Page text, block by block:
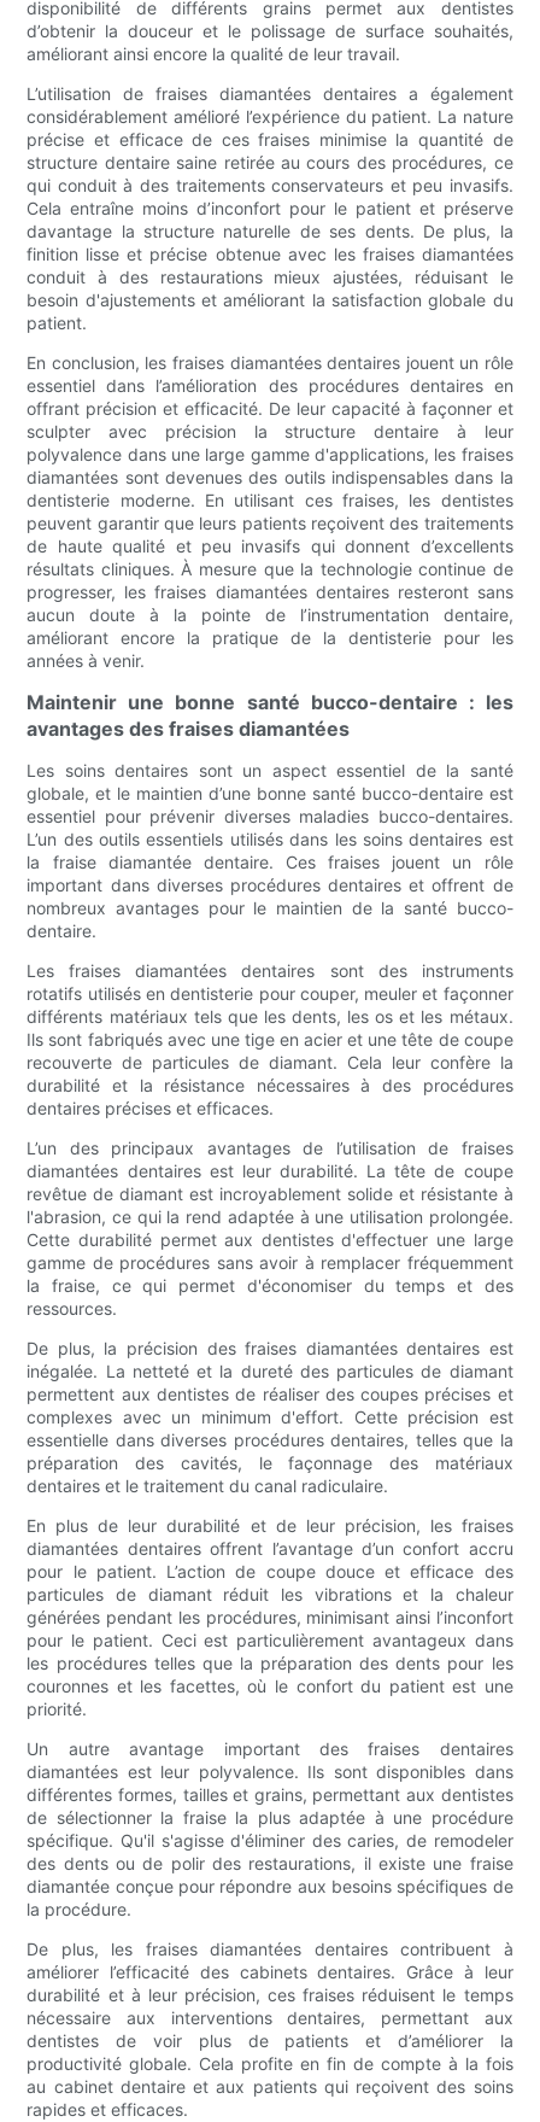
disponibilité de différents grains permet aux dentistes
d’obtenir la douceur et le polissage de surface souhaités,
améliorant ainsi encore la qualité de leur travail.
L’utilisation de fraises diamantées dentaires a également
considérablement amélioré l’expérience du patient. La nature
précise et efficace de ces fraises minimise la quantité de
structure dentaire saine retirée au cours des procédures, ce
qui conduit à des traitements conservateurs et peu invasifs.
Cela entraîne moins d’inconfort pour le patient et préserve
davantage la structure naturelle de ses dents. De plus, la
finition lisse et précise obtenue avec les fraises diamantées
conduit à des restaurations mieux ajustées, réduisant le
besoin d'ajustements et améliorant la satisfaction globale du
patient.
En conclusion, les fraises diamantées dentaires jouent un rôle
essentiel dans l’amélioration des procédures dentaires en
offrant précision et efficacité. De leur capacité à façonner et
sculpter avec précision la structure dentaire à leur
polyvalence dans une large gamme d'applications, les fraises
diamantées sont devenues des outils indispensables dans la
dentisterie moderne. En utilisant ces fraises, les dentistes
peuvent garantir que leurs patients reçoivent des traitements
de haute qualité et peu invasifs qui donnent d’excellents
résultats cliniques. À mesure que la technologie continue de
progresser, les fraises diamantées dentaires resteront sans
aucun doute à la pointe de l’instrumentation dentaire,
améliorant encore la pratique de la dentisterie pour les
années à venir.
Maintenir une bonne santé bucco-dentaire : les
avantages des fraises diamantées
Les soins dentaires sont un aspect essentiel de la santé
globale, et le maintien d’une bonne santé bucco-dentaire est
essentiel pour prévenir diverses maladies bucco-dentaires.
L’un des outils essentiels utilisés dans les soins dentaires est
la fraise diamantée dentaire. Ces fraises jouent un rôle
important dans diverses procédures dentaires et offrent de
nombreux avantages pour le maintien de la santé bucco-
dentaire.
Les fraises diamantées dentaires sont des instruments
rotatifs utilisés en dentisterie pour couper, meuler et façonner
différents matériaux tels que les dents, les os et les métaux.
Ils sont fabriqués avec une tige en acier et une tête de coupe
recouverte de particules de diamant. Cela leur confère la
durabilité et la résistance nécessaires à des procédures
dentaires précises et efficaces.
L’un des principaux avantages de l’utilisation de fraises
diamantées dentaires est leur durabilité. La tête de coupe
revêtue de diamant est incroyablement solide et résistante à
l'abrasion, ce qui la rend adaptée à une utilisation prolongée.
Cette durabilité permet aux dentistes d'effectuer une large
gamme de procédures sans avoir à remplacer fréquemment
la fraise, ce qui permet d'économiser du temps et des
ressources.
De plus, la précision des fraises diamantées dentaires est
inégalée. La netteté et la dureté des particules de diamant
permettent aux dentistes de réaliser des coupes précises et
complexes avec un minimum d'effort. Cette précision est
essentielle dans diverses procédures dentaires, telles que la
préparation des cavités, le façonnage des matériaux
dentaires et le traitement du canal radiculaire.
En plus de leur durabilité et de leur précision, les fraises
diamantées dentaires offrent l’avantage d’un confort accru
pour le patient. L’action de coupe douce et efficace des
particules de diamant réduit les vibrations et la chaleur
générées pendant les procédures, minimisant ainsi l’inconfort
pour le patient. Ceci est particulièrement avantageux dans
les procédures telles que la préparation des dents pour les
couronnes et les facettes, où le confort du patient est une
priorité.
Un autre avantage important des fraises dentaires
diamantées est leur polyvalence. Ils sont disponibles dans
différentes formes, tailles et grains, permettant aux dentistes
de sélectionner la fraise la plus adaptée à une procédure
spécifique. Qu'il s'agisse d'éliminer des caries, de remodeler
des dents ou de polir des restaurations, il existe une fraise
diamantée conçue pour répondre aux besoins spécifiques de
la procédure.
De plus, les fraises diamantées dentaires contribuent à
améliorer l’efficacité des cabinets dentaires. Grâce à leur
durabilité et à leur précision, ces fraises réduisent le temps
nécessaire aux interventions dentaires, permettant aux
dentistes de voir plus de patients et d’améliorer la
productivité globale. Cela profite en fin de compte à la fois
au cabinet dentaire et aux patients qui reçoivent des soins
rapides et efficaces.